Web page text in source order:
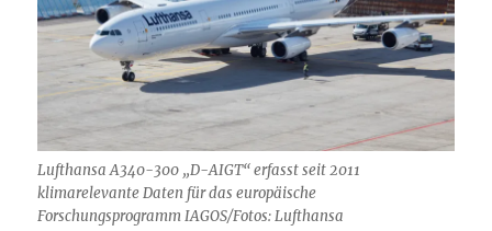
Lufthansa A340-300 „D-AIGT“ erfasst seit 2011
klimarelevante Daten für das europäische
Forschungsprogramm IAGOS/Fotos: Lufthansa